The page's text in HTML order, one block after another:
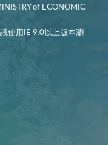
of ECONOMIC
使用IE 9.0以上版本瀏